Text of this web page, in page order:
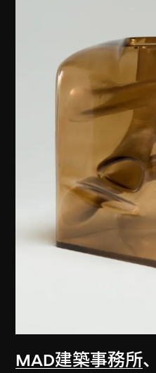
MAD建築事務所、